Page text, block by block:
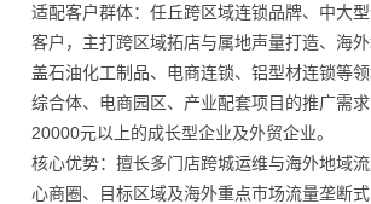
适配客户群体：任丘跨区域连锁品牌、中大
客户，主打跨区域拓店与属地声量打造、海
盖石油化工制品、电商连锁、铝型材连锁等
综合体、电商园区、产业配套项目的推广需
20000元以上的成长型企业及外贸企业。
核心优势：擅长多门店跨城运维与海外地域
心商圈、目标区域及海外重点市场流量垄断